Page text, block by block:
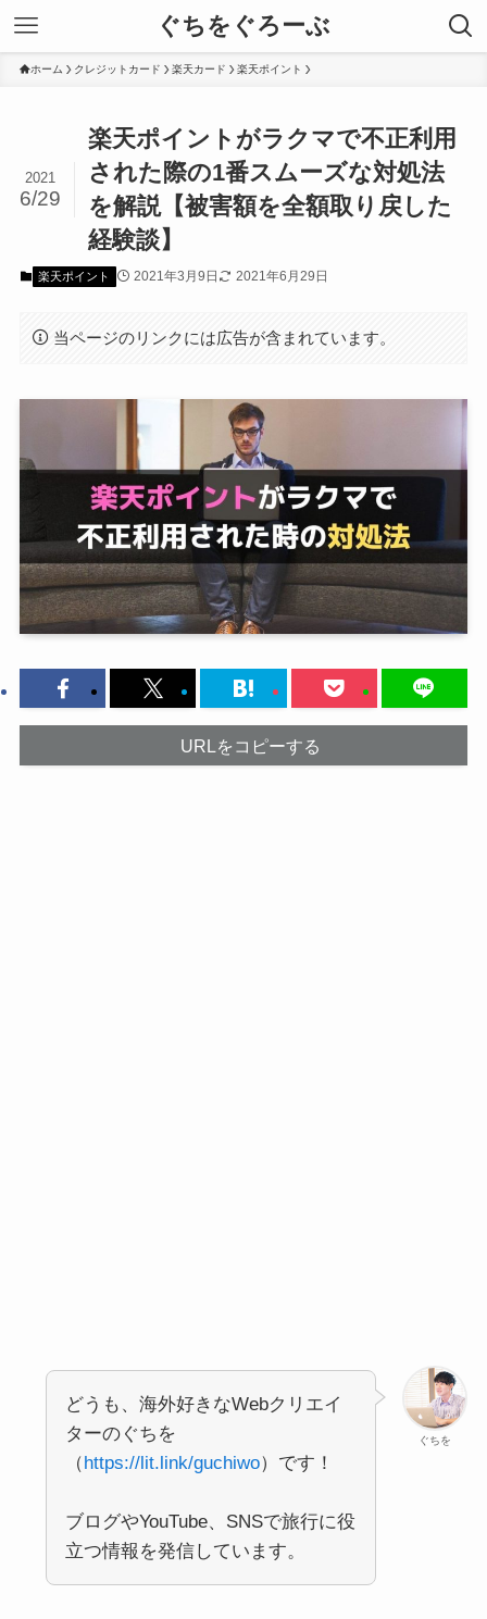
ぐちをぐろーぶ
ホーム クレジットカード 楽天カード 楽天ポイント
楽天ポイントがラクマで不正利用
された際の1番スムーズな対処法
を解説【被害額を全額取り戻した
経験談】
2021
6/29
楽天ポイント 2021年3月9日 2021年6月29日
当ページのリンクには広告が含まれています。
URLをコピーする
ぐちを
どうも、海外好きなWebクリエイ
ターのぐちを
（https://lit.link/guchiwo）です！
ブログやYouTube、SNSで旅行に役
立つ情報を発信しています。